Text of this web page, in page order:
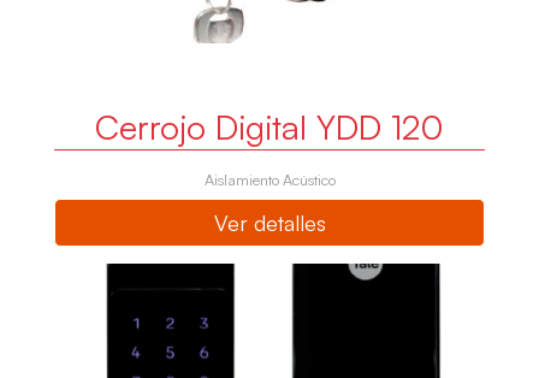
Cerrojo Digital YDD 120
Aislamiento Acústico
Ver detalles